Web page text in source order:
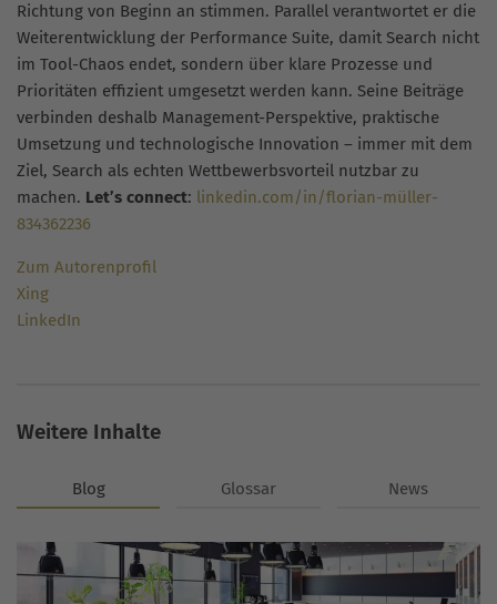
Richtung von Beginn an stimmen. Parallel verantwortet er die
Weiterentwicklung der Performance Suite, damit Search nicht
im Tool-Chaos endet, sondern über klare Prozesse und
Prioritäten effizient umgesetzt werden kann. Seine Beiträge
verbinden deshalb Management-Perspektive, praktische
Umsetzung und technologische Innovation – immer mit dem
Ziel, Search als echten Wettbewerbsvorteil nutzbar zu
machen. Let’s connect: linkedin.com/in/florian-müller-
834362236
Zum Autorenprofil
Xing
LinkedIn
Weitere Inhalte
Blog Glossar News